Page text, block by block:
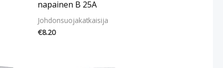
napainen B 25A
Johdonsuojakatkaisija
€8.20